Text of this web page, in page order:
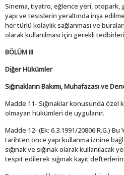
Sinema, tiyatro, eğlence yeri, otopark,
yapı ve tesislerin yeraltında inşa
her türlü kolaylık sağlanması ve
olarak kullanılması için gerekli
BÖLÜM III
Diğer Hükümler
Sığınakların Bakımı, Muhafazası ve
Madde 11- Sığınaklar konusunda özel
olmayan hükümleri de uygulanır.
Madde 12- (Ek: 6.3.1991/20806 R.G.)
tarihten önce yapı kullanma iznine
sığınak ve sığınak olarak kullanılacak
tespit edilerek sığınak kayıt